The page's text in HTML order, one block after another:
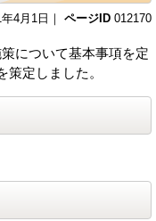
4月1日｜ ページID 012170
について基本事項を定
定しました。